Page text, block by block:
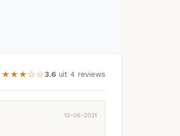
★★★☆☆3.6 uit 4 reviews
13-05-2021